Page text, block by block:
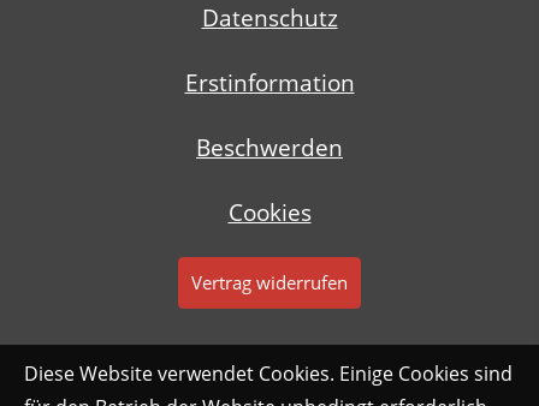
Datenschutz
Erstinformation
Beschwerden
Cookies
Vertrag widerrufen
Diese Website verwendet Cookies. Einige Cookies sind